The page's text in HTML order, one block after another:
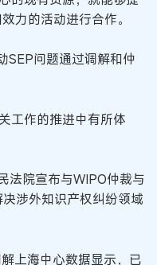
力的活动进行合作。
SEP问题通过调解和仲
工作的推进中有所体
法院宣布与WIPO仲裁与
涉外知识产权纠纷领域
上海中心数据显示，已